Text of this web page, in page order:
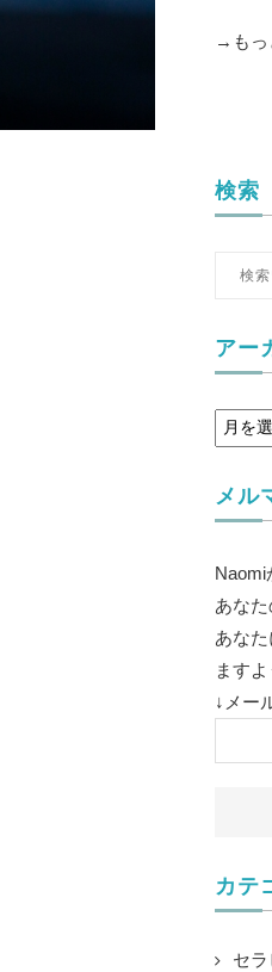
→もっ
検索
アー
メル
あなた
あな
ます
↓メー
カテ
セ